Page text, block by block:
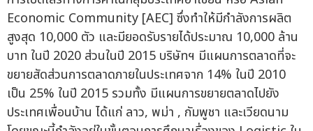
Economic Community [AEC] ซึ่งทำให้มีกำลังการผลิต
สูงสุด 10,000 ตัว และมียอดรับรายได้ประมาณ 10,000 ล้าน
บาท ในปี 2020 ส่วนในปี 2015 บริษัทฯ มีแผนการตลาดที่จะ
ขยายสัดส่วนการตลาดภายในประเทศจาก 14% ในปี 2010
เป็น 25% ในปี 2015 รวมทั้ง มีแผนการขยายตลาดไปยัง
ประเทศเพื่อนบ้าน ได้แก่ ลาว, พม่า , กัมพูชา และเวียดนาม